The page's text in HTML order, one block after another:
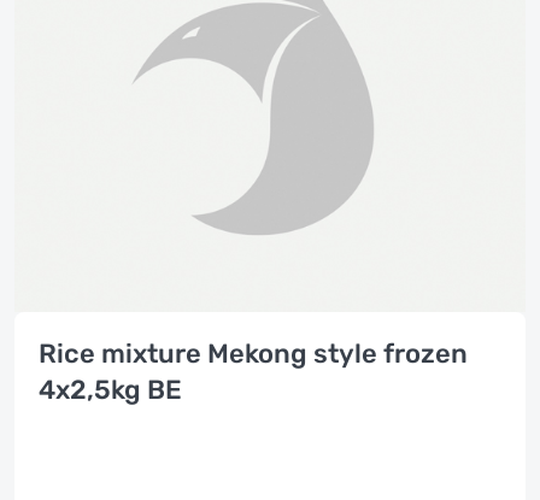
Rice mixture Mekong style frozen
4x2,5kg BE